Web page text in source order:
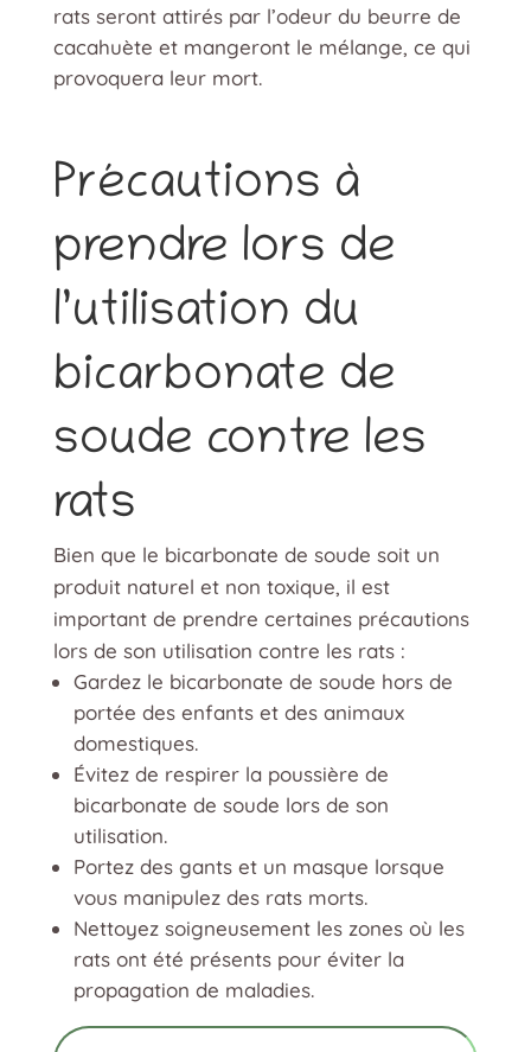
rats seront attirés par l’odeur du beurre de
cacahuète et mangeront le mélange, ce qui
provoquera leur mort.
Précautions à
prendre lors de
l’utilisation du
bicarbonate de
soude contre les
rats
Bien que le bicarbonate de soude soit un
produit naturel et non toxique, il est
important de prendre certaines précautions
lors de son utilisation contre les rats :
Gardez le bicarbonate de soude hors de
portée des enfants et des animaux
domestiques.
Évitez de respirer la poussière de
bicarbonate de soude lors de son
utilisation.
Portez des gants et un masque lorsque
vous manipulez des rats morts.
Nettoyez soigneusement les zones où les
rats ont été présents pour éviter la
propagation de maladies.